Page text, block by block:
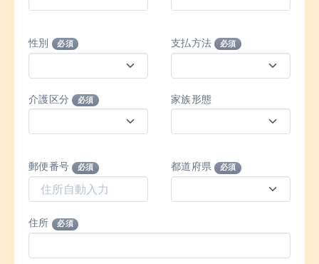
性別 必須 支払方法 必須
介護区分 必須 家族形態
郵便番号 必須 都道府県 必須
住所 必須